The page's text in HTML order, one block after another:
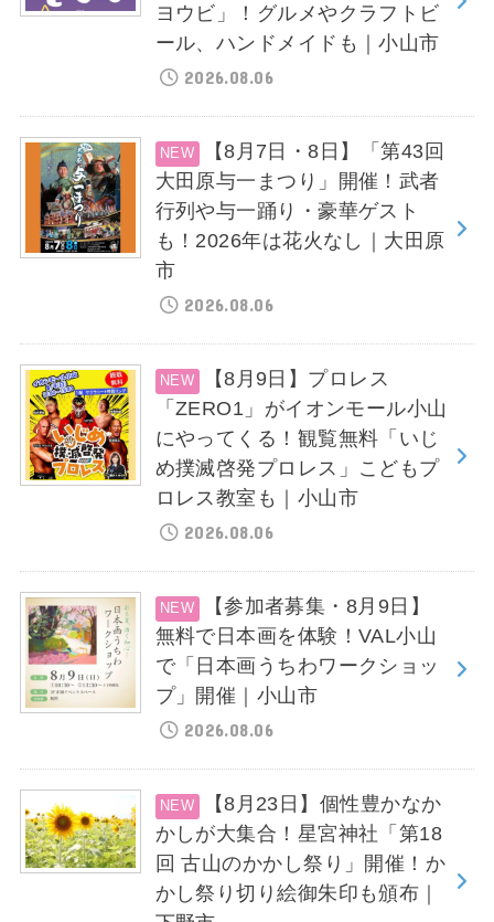
ヨウビ」！グルメやクラフトビ
ール、ハンドメイドも｜小山市
2026.08.06
【8月7日・8日】「第43回
大田原与一まつり」開催！武者
行列や与一踊り・豪華ゲスト
も！2026年は花火なし｜大田原
市
2026.08.06
【8月9日】プロレス
「ZERO1」がイオンモール小山
にやってくる！観覧無料「いじ
め撲滅啓発プロレス」こどもプ
ロレス教室も｜小山市
2026.08.06
【参加者募集・8月9日】
無料で日本画を体験！VAL小山
で「日本画うちわワークショッ
プ」開催｜小山市
2026.08.06
【8月23日】個性豊かなか
かしが大集合！星宮神社「第18
回 古山のかかし祭り」開催！か
かし祭り切り絵御朱印も頒布｜